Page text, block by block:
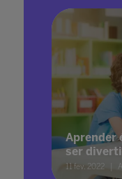
Aprender
ser
11 fev. 2022